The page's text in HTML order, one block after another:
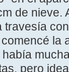
de nieve.
la
pero